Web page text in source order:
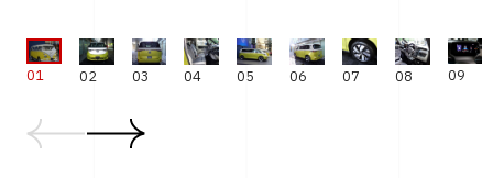
01 02 03 04 05 06 07 08 09